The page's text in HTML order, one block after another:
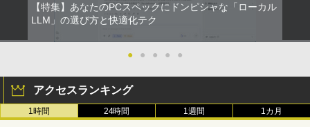
￥1,380
by Amazon 天然水ラベルレス 2L×9本
￥1,117
ONE PIECE モノクロ版 115 (ジャンプコミッ
クスDIGITAL)
￥594
￥15,120
ndows11 Pro Office 2024付き メモリ16
GB SSD512GB 12型/14型選択可 Blueto
oth 無線LAN USB3.0 軽量 モバイル ビ
ジネス 在宅勤務 学生向け
2
中古パソコン | NEC | Mate MRL36L-5 |
Windows11 | デスクトップ | 一年保証 |
Hz | MEM:8GB | SSD:256GB(新品) | DV
Dマルチ | Win11Pro64bit
￥15,000
21.5型〜27型ワイド 【HDMI対応 / FULL
HD解像度】 大手メーカー液晶 (Dell/HP/
witch PS4 PS5対応 【整備済み中古品】
￥6,470
ザ・ファブル 全巻セット(1-22巻セット)
￥19,118
3 現代ギリシア語辞典第3版 [ 川原拓雄 ]
【特集】あなたのPCスペックにドンピシャな「ローカル
LLM」の選び方と快適化テク
● ● ● ● ●
アクセスランキング
1時間 24時間 1週間 1カ月